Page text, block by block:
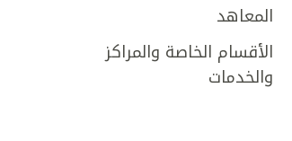
المعاهد
الأقسام الخاصة والمراكز
والخدمات